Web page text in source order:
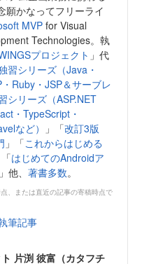
願かなってフリーライ
MVPfor Visual
Technologies。執
プロジェクト 」代
習シリーズ（Java・
Ruby・JSP＆サーブレ
シリーズ（ASP.NET
・TypeScript・
など）
」「改訂3版
」「これからはじめる
「はじめてのAndroidア
」他、 著書多数。
、または直近の記事の寄稿時点で
筆記事
片渕 彼富（カタフチ